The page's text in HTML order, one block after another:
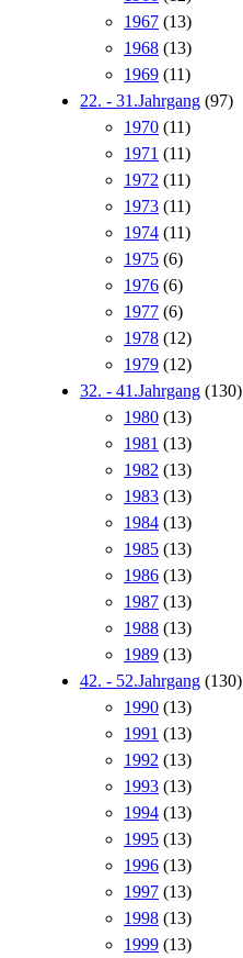
1967 (13)
1968 (13)
1969 (11)
22. - 31.Jahrgang (97)
1970 (11)
1971 (11)
1972 (11)
1973 (11)
1974 (11)
1975 (6)
1976 (6)
1977 (6)
1978 (12)
1979 (12)
32. - 41.Jahrgang (130)
1980 (13)
1981 (13)
1982 (13)
1983 (13)
1984 (13)
1985 (13)
1986 (13)
1987 (13)
1988 (13)
1989 (13)
42. - 52.Jahrgang (130)
1990 (13)
1991 (13)
1992 (13)
1993 (13)
1994 (13)
1995 (13)
1996 (13)
1997 (13)
1998 (13)
1999 (13)